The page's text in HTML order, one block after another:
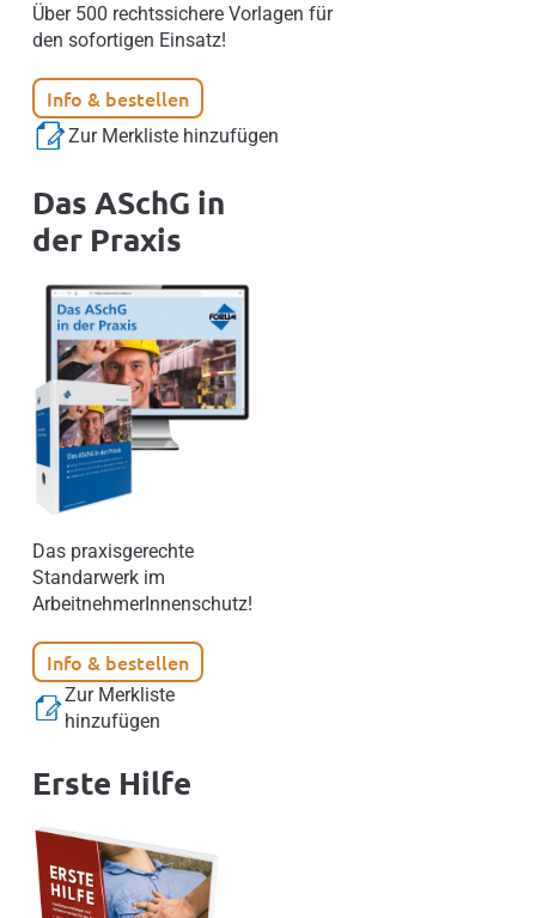
Über 500 rechtssichere Vorlagen für
den sofortigen Einsatz!
Info & bestellen
Zur Merkliste hinzufügen
Das ASchG in
der Praxis
Das praxisgerechte
Standarwerk im
ArbeitnehmerInnenschutz!
Info & bestellen
Zur Merkliste
hinzufügen
Erste Hilfe